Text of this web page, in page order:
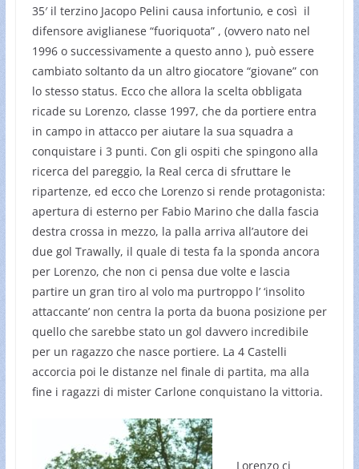
35′ il terzino Jacopo Pelini causa infortunio, e così il
difensore aviglianese “fuoriquota” , (ovvero nato nel
1996 o successivamente a questo anno ), può essere
cambiato soltanto da un altro giocatore “giovane” con
lo stesso status. Ecco che allora la scelta obbligata
ricade su Lorenzo, classe 1997, che da portiere entra
in campo in attacco per aiutare la sua squadra a
conquistare i 3 punti. Con gli ospiti che spingono alla
ricerca del pareggio, la Real cerca di sfruttare le
ripartenze, ed ecco che Lorenzo si rende protagonista:
apertura di esterno per Fabio Marino che dalla fascia
destra crossa in mezzo, la palla arriva all’autore dei
due gol Trawally, il quale di testa fa la sponda ancora
per Lorenzo, che non ci pensa due volte e lascia
partire un gran tiro al volo ma purtroppo l’ ‘insolito
attaccante’ non centra la porta da buona posizione per
quello che sarebbe stato un gol davvero incredibile
per un ragazzo che nasce portiere. La 4 Castelli
accorcia poi le distanze nel finale di partita, ma alla
fine i ragazzi di mister Carlone conquistano la vittoria.
Lorenzo ci